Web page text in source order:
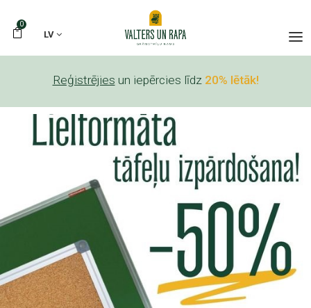
0
LV
Reģistrējies un iepērcies līdz 20% lētāk!